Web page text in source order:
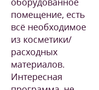
помещение, есть
всё необходимое
из косметики/
расходных
материалов.
Интересная